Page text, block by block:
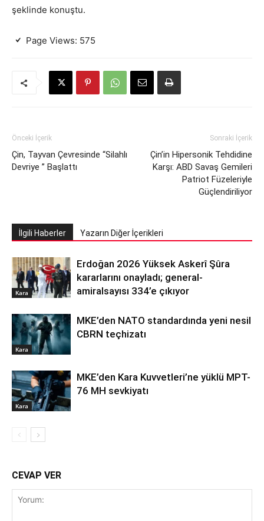
şeklinde konuştu.
Page Views: 575
Önceki İçerik
Çin, Tayvan Çevresinde “Silahlı
Devriye ” Başlattı
Sonraki İçerik
Çin’in Hipersonik Tehdidine
Karşı: ABD Savaş Gemileri
Patriot Füzeleriyle
Güçlendiriliyor
İlgili Haberler Yazarın Diğer İçerikleri
Kara
Erdoğan 2026 Yüksek Askerî Şûra
kararlarını onayladı; general-
amiralsayısı 334’e çıkıyor
Kara
MKE’den NATO standardında yeni nesil
CBRN teçhizatı
Kara
MKE’den Kara Kuvvetleri’ne yüklü MPT-
76 MH sevkiyatı
CEVAP VER